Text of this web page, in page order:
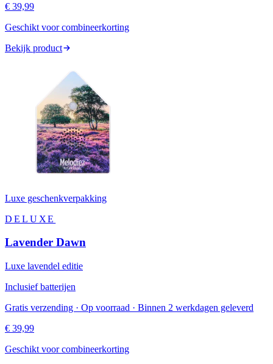
€ 39,99
Geschikt voor combineerkorting
Bekijk product
Luxe geschenkverpakking
DELUXE
Lavender Dawn
Luxe lavendel editie
Inclusief batterijen
Gratis verzending · Op voorraad · Binnen 2 werkdagen geleverd
€ 39,99
Geschikt voor combineerkorting